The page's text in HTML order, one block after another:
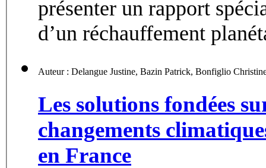
présenter un rapport
d’un réchauffement
Les solutions fondées
changements
en France